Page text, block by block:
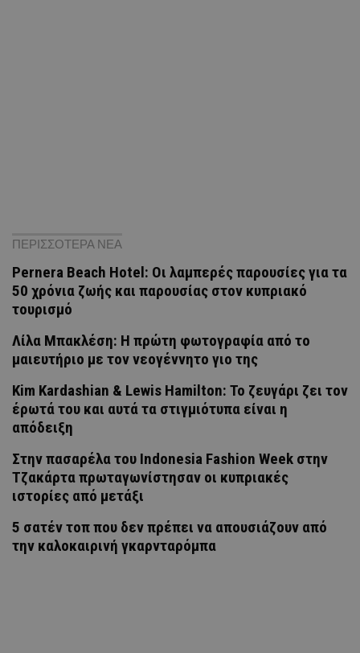
ΠΕΡΙΣΣΟΤΕΡΑ ΝΕΑ
Pernera Beach Hotel: Οι λαμπερές παρουσίες για τα
50 χρόνια ζωής και παρουσίας στον κυπριακό
τουρισμό
Λίλα Μπακλέση: Η πρώτη φωτογραφία από το
μαιευτήριο με τον νεογέννητο γιο της
Kim Kardashian & Lewis Hamilton: Το ζευγάρι ζει τον
έρωτά του και αυτά τα στιγμιότυπα είναι η
απόδειξη
Στην πασαρέλα του Indonesia Fashion Week στην
Τζακάρτα πρωταγωνίστησαν οι κυπριακές
ιστορίες από μετάξι
5 σατέν τοπ που δεν πρέπει να απουσιάζουν από
την καλοκαιρινή γκαρνταρόμπα